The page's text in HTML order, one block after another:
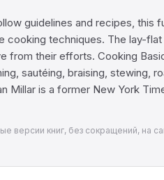
guidelines and recipes, this
techniques. The lay-flat
from their efforts. Cooking
sautéing, braising, stewing,
Millar is a former New York
версии книг, без сокращений, на